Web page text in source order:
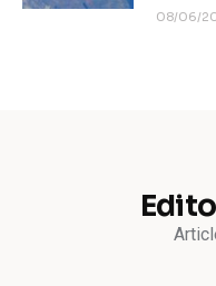
08/06/